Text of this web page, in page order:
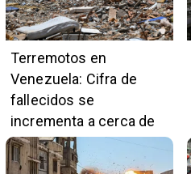
Terremotos en
Venezuela: Cifra de
fallecidos se
incrementa a cerca de
5.400